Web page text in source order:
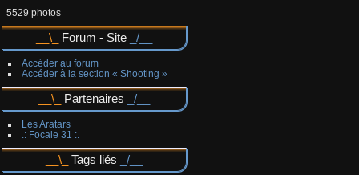
5529 photos
Forum - Site
Accéder au forum
Accéder à la section « Shooting »
Partenaires
Les Aratars
.: Focale 31 :.
Tags liés